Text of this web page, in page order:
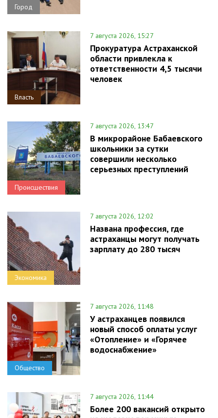
Город
Власть
7 августа 2026, 15:27
Прокуратура Астраханской
области привлекла к
ответственности 4,5 тысячи
человек
Происшествия
7 августа 2026, 13:47
В микрорайоне Бабаевского
школьники за сутки
совершили несколько
серьезных преступлений
Экономика
7 августа 2026, 12:02
Названа профессия, где
астраханцы могут получать
зарплату до 280 тысяч
Общество
7 августа 2026, 11:48
У астраханцев появился
новый способ оплаты услуг
«Отопление» и «Горячее
водоснабжение»
7 августа 2026, 11:44
Более 200 вакансий открыто